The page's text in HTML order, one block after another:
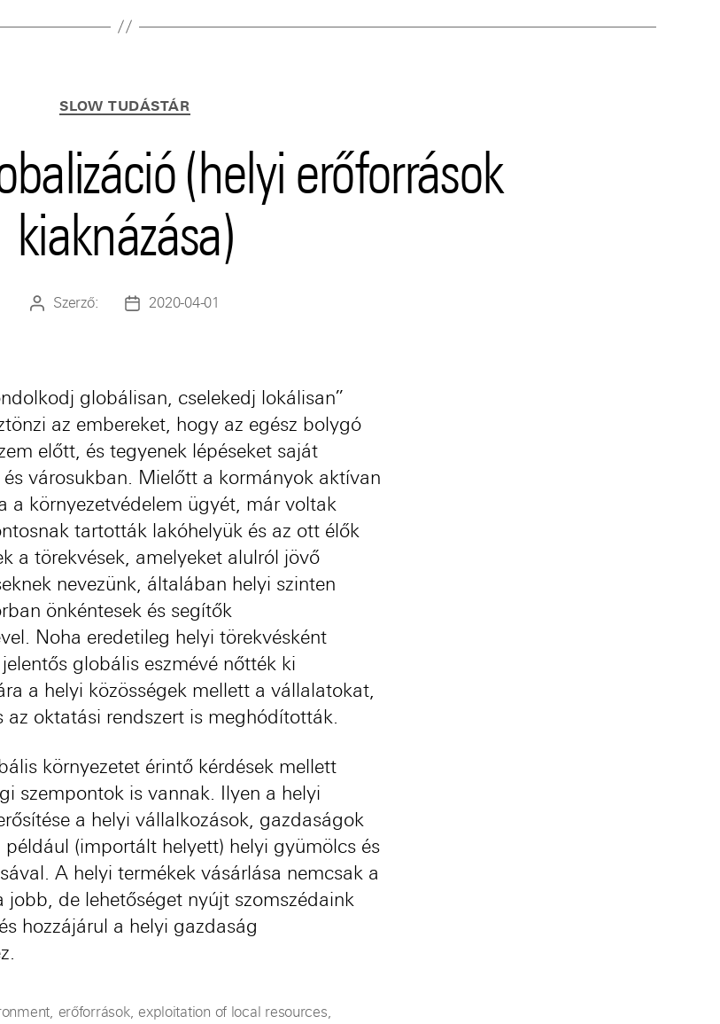
Kategóriák
SLOW TUDÁSTÁR
(helyi erőforrások
kiaknázása)
Bejegyzés
Szerző:
Bejegyzés
2020-04-01
globálisan, cselekedj lokálisan”
az embereket, hogy az egész bolygó
előtt, és tegyenek lépéseket saját
és városukban. Mielőtt a kormányok aktívan
a környezetvédelem ügyét, már voltak
tartották lakóhelyük és az ott élők
a törekvések, amelyeket alulról jövő
nevezünk, általában helyi szinten
önkéntesek és segítők
Noha eredetileg helyi törekvésként
globális eszmévé nőtték ki
a helyi közösségek mellett a vállalatokat,
az oktatási rendszert is meghódították.
környezetet érintő kérdések mellett
szempontok is vannak. Ilyen a helyi
a helyi vállalkozások, gazdaságok
(importált helyett) helyi gyümölcs és
A helyi termékek vásárlása nemcsak a
jobb, de lehetőséget nyújt szomszédaink
hozzájárul a helyi gazdaság
, erőforrások, exploitation of local resources,